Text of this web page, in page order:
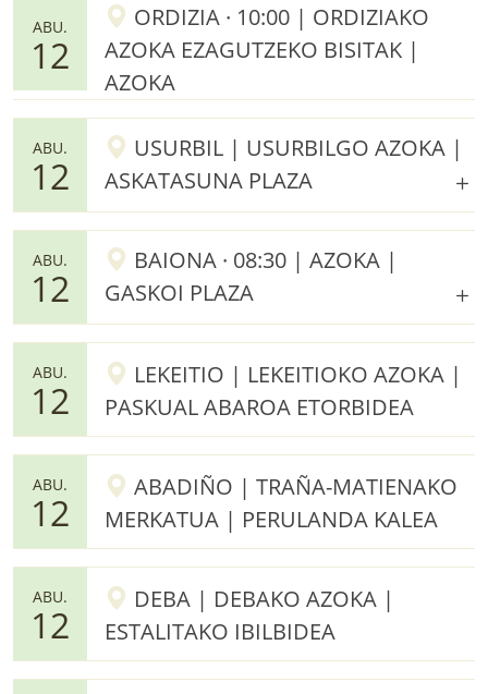
ABU.
12
ORDIZIA · 10:00 | ORDIZIAKO
AZOKA EZAGUTZEKO BISITAK |
AZOKA
ABU.
12
USURBIL | USURBILGO AZOKA |
ASKATASUNA PLAZA
ABU.
12
BAIONA · 08:30 | AZOKA |
GASKOI PLAZA
ABU.
12
LEKEITIO | LEKEITIOKO AZOKA |
PASKUAL ABAROA ETORBIDEA
ABU.
12
ABADIÑO | TRAÑA-MATIENAKO
MERKATUA | PERULANDA KALEA
ABU.
12
DEBA | DEBAKO AZOKA |
ESTALITAKO IBILBIDEA